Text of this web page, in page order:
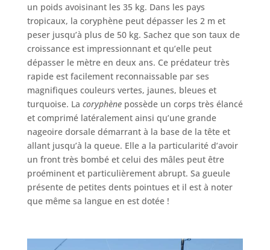
un poids avoisinant les 35 kg. Dans les pays
tropicaux, la coryphène peut dépasser les 2 m et
peser jusqu’à plus de 50 kg. Sachez que son taux de
croissance est impressionnant et qu’elle peut
dépasser le mètre en deux ans. Ce prédateur très
rapide est facilement reconnaissable par ses
magnifiques couleurs vertes, jaunes, bleues et
turquoise. La coryphènepossède un corps très élancé
et comprimé latéralement ainsi qu’une grande
nageoire dorsale démarrant à la base de la tête et
allant jusqu’à la queue. Elle a la particularité d’avoir
un front très bombé et celui des mâles peut être
proéminent et particulièrement abrupt. Sa gueule
présente de petites dents pointues et il est à noter
que même sa langue en est dotée !